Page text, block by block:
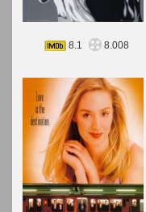
8.1
8.008